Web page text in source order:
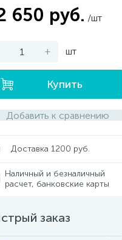
650 руб. /шт
+ шт
Купить
Добавить к сравнению
Доставка 1200 руб.
Наличный и безналичный
расчет, банковские карты
заказ